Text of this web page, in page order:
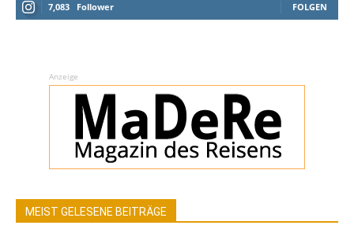
7,083 Follower FOLGEN
Anzeige
MEIST GELESENE BEITRÄGE